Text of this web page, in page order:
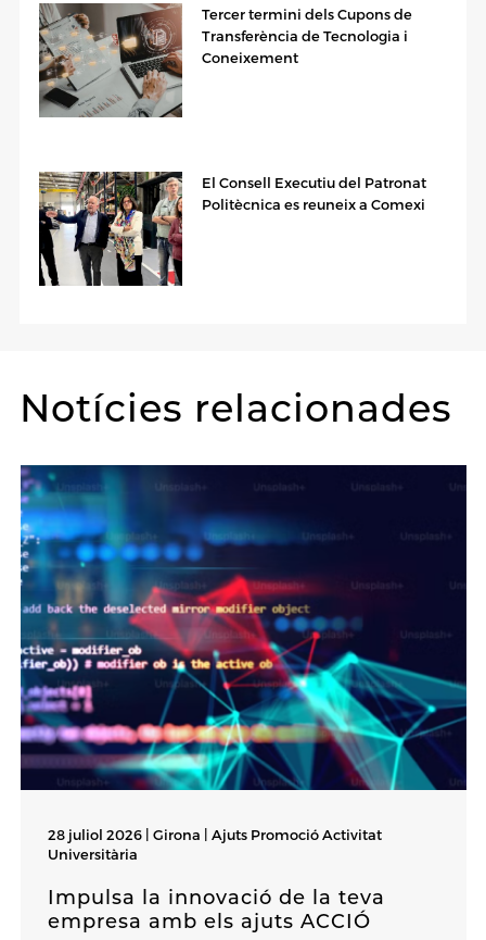
Tercer termini dels Cupons de
Transferència de Tecnologia i
Coneixement
El Consell Executiu del Patronat
Politècnica es reuneix a Comexi
Notícies relacionades
28 juliol 2026 | Girona | Ajuts Promoció Activitat
Universitària
Impulsa la innovació de la teva
empresa amb els ajuts ACCIÓ